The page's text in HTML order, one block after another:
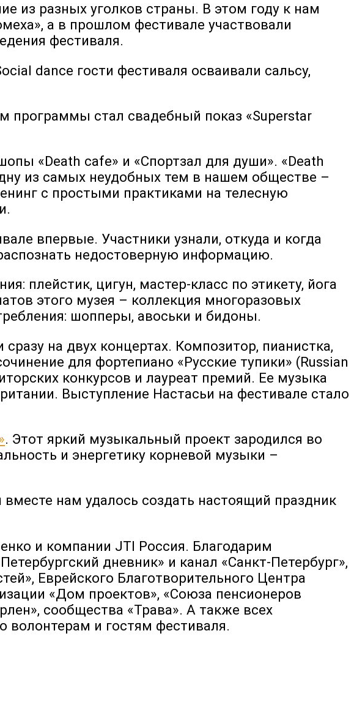
из разных уголков страны. В этом году к нам
а в прошлом фестивале участвовали
фестиваля.
dance гости фестиваля осваивали сальсу,
программы стал свадебный показ «Superstar
«Death cafe» и «Спортзал для души». «Death
из самых неудобных тем в нашем обществе –
с простыми практиками на телесную
впервые. Участники узнали, откуда и когда
недостоверную информацию.
плейстик, цигун, мастер-класс по этикету, йога
этого музея – коллекция многоразовых
шопперы, авоськи и бидоны.
на двух концертах. Композитор, пианистка,
для фортепиано «Русские тупики» (Russian
конкурсов и лауреат премий. Ее музыка
Выступление Настасьи на фестивале стало
. Этот яркий музыкальный проект зародился во
и энергетику корневой музыки –
нам удалось создать настоящий праздник
и компании JTI Россия. Благодарим
дневник» и канал «Санкт-Петербург»,
Еврейского Благотворительного Центра
«Дом проектов», «Союза пенсионеров
сообщества «Трава». А также всех
волонтерам и гостям фестиваля.